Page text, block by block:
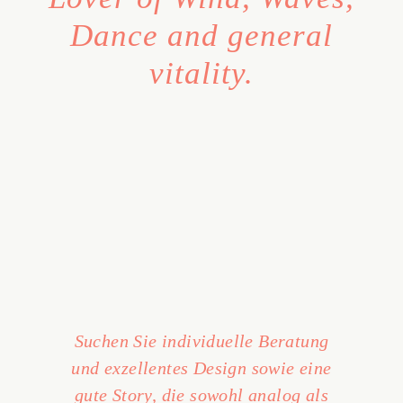
Dance and general
vitality.
Suchen Sie individuelle Beratung
und exzellentes Design sowie eine
gute Story, die sowohl analog als